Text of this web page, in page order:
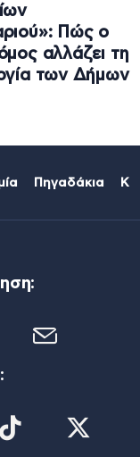
Πώς ο
αλλάζει τη
των Δήμων
Πηγαδάκια